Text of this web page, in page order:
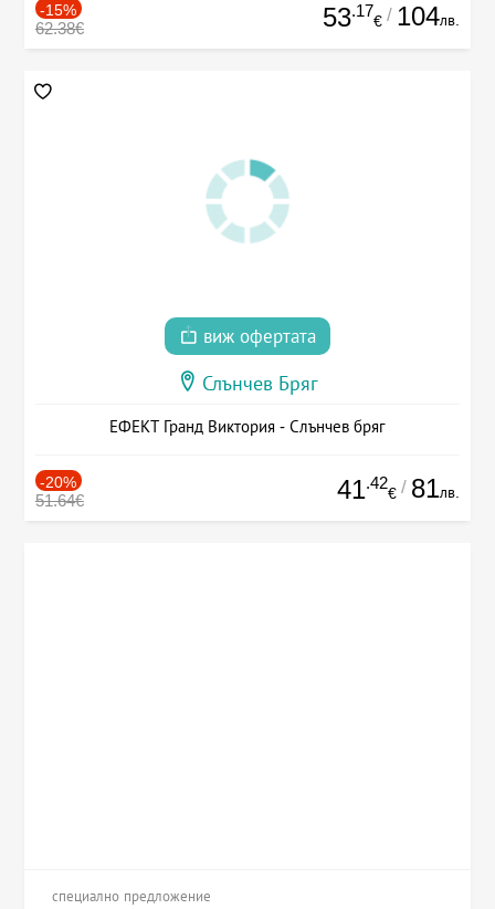
-15%
62.38€ 53.17
€ / 104лв.
виж офертата
Слънчев Бряг
ЕФЕКТ Гранд Виктория - Слънчев бряг
-20%
51.64€ 41.42
€ / 81лв.
специално предложение